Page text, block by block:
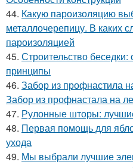
44. Какую пароизоляцию
металлочерепицу. В каких
пароизоляцией
45. Строительство
принципы
46. Забор из профнастила
Забор из профнастала на
47. Рулонные шторы:
48. Первая помощь для
ухода
49. Мы выбрали лучшие